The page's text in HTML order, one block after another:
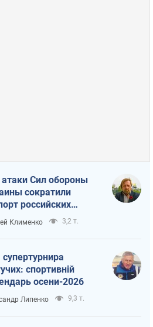
атаки Сил обороны
сократили
российских
Клименко 3,2 т.
спортивній
осени-2026
Липенко 9,3 т.